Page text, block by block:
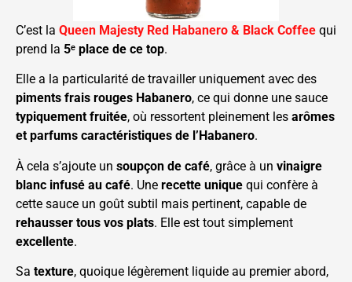
C’est la Queen Majesty Red Habanero & Black Coffee qui
prend la 5ᵉ place de ce top.
Elle a la particularité de travailler uniquement avec des
piments frais rouges Habanero, ce qui donne une sauce
typiquement fruitée, où ressortent pleinement les arômes
et parfums caractéristiques de l’Habanero.
À cela s’ajoute un soupçon de café, grâce à un vinaigre
blanc infusé au café. Une recette unique qui confère à
cette sauce un goût subtil mais pertinent, capable de
rehausser tous vos plats. Elle est tout simplement
excellente.
Sa texture, quoique légèrement liquide au premier abord,